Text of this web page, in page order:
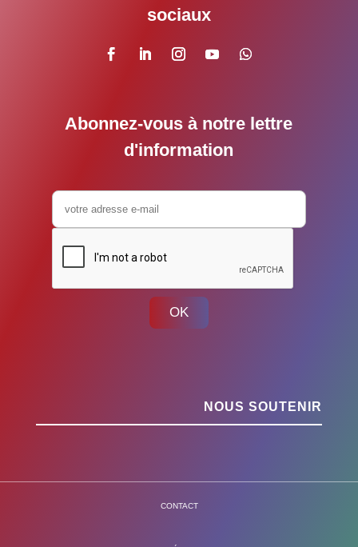
sociaux
Abonnez-vous à notre lettre
d'information
OK
NOUS SOUTENIR
CONTACT